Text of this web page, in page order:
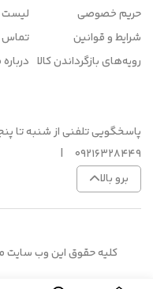
حریم خصوصی
شرایط و قوانین
رویه‌های بازگرداندن کالا
لیست
تماس
09216328449 |
برو بالا
کلیه حقوق این وب سایت